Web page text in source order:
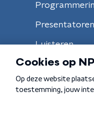
Presentatoren
Luisteren
Algemene